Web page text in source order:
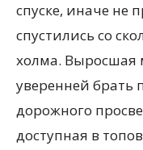
спуске, иначе не
спустились со
холма. Выросшая
уверенней
дорожного
доступная в